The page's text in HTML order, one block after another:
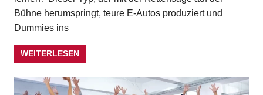
Bühne herumspringt, teure E-Autos produziert und
Dummies ins
WEITERLESEN